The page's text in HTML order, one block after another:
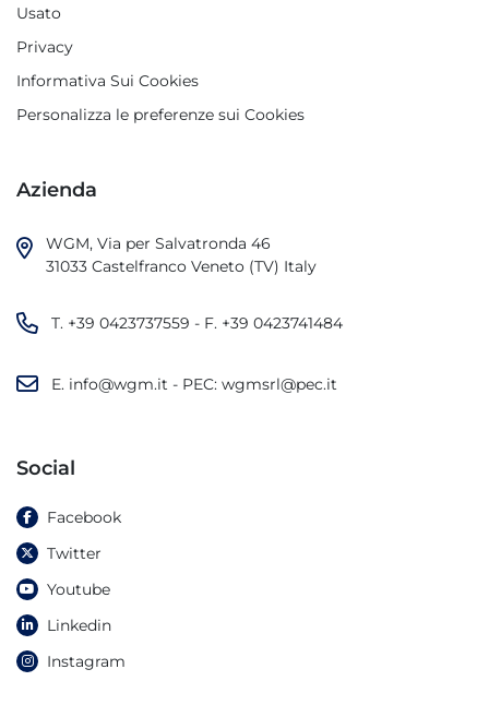
Azienda
WGM, Via per Salvatronda 46
31033 Castelfranco Veneto (TV) Italy
T. +39 0423737559 - F. +39 0423741484
E. info@wgm.it - PEC: wgmsrl@pec.it
Usato
Privacy
Informativa Sui Cookies
Personalizza le preferenze sui Cookies
Social
Facebook
Twitter
Youtube
Linkedin
Instagram